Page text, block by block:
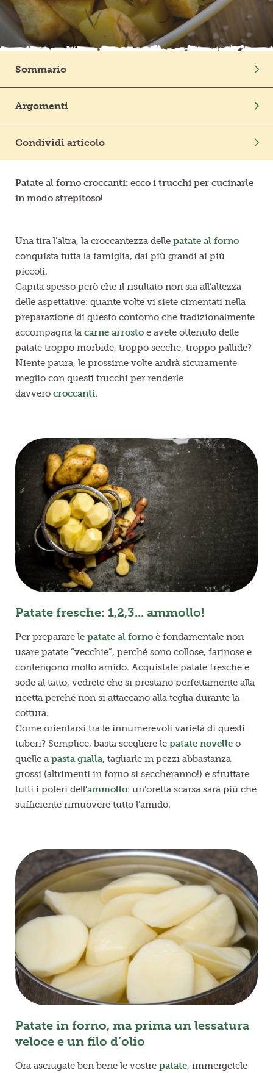
Frutta in pezzi
Polpe di frutta
Prodotti freschi
Sommario
Patate fresche: 1,2,3... ammollo!
filo d’olio
Se son patate al cartoccio, la buccia rimane al suo
posto
Argomenti
Condividi articolo
Patate al forno croccanti: ecco i trucchi per cucinarle
in modo strepitoso!
Una tira l’altra, la croccantezza delle patate al forno
conquista tutta la famiglia, dai più grandi ai più
piccoli.
Capita spesso però che il risultato non sia all’altezza
delle aspettative: quante volte vi siete cimentati nella
preparazione di questo contorno che tradizionalmente
accompagna la carne arrosto e avete ottenuto delle
patate troppo morbide, troppo secche, troppo pallide?
Niente paura, le prossime volte andrà sicuramente
meglio con questi trucchi per renderle
davvero croccanti.
Patate fresche: 1,2,3... ammollo!
Per preparare le patate al forno è fondamentale non
usare patate “vecchie”, perché sono collose, farinose e
contengono molto amido. Acquistate patate fresche e
sode al tatto, vedrete che si prestano perfettamente alla
ricetta perché non si attaccano alla teglia durante la
cottura.
Come orientarsi tra le innumerevoli varietà di questi
tuberi? Semplice, basta scegliere le patate novelle o
quelle a pasta gialla, tagliarle in pezzi abbastanza
grossi (altrimenti in forno si seccheranno!) e sfruttare
tutti i poteri dell’ammollo: un’oretta scarsa sarà più che
sufficiente rimuovere tutto l’amido.
Patate in forno, ma prima un lessatura
veloce e un filo d’olio
Ora asciugate ben bene le vostre patate, immergetele